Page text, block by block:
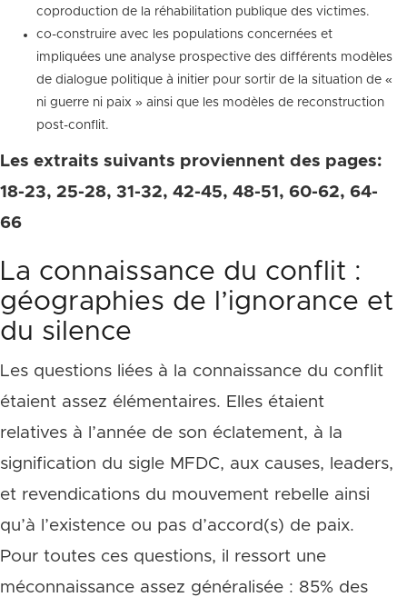
coproduction de la réhabilitation publique des victimes.
co-construire avec les populations concernées et
impliquées une analyse prospective des différents modèles
de dialogue politique à initier pour sortir de la situation de «
ni guerre ni paix » ainsi que les modèles de reconstruction
post-conflit.
Les extraits suivants proviennent des pages:
18-23, 25-28, 31-32, 42-45, 48-51, 60-62, 64-
66
La connaissance du conflit :
géographies de l’ignorance et
du silence
Les questions liées à la connaissance du conflit
étaient assez élémentaires. Elles étaient
relatives à l’année de son éclatement, à la
signification du sigle MFDC, aux causes, leaders,
et revendications du mouvement rebelle ainsi
qu’à l’existence ou pas d’accord(s) de paix.
Pour toutes ces questions, il ressort une
méconnaissance assez généralisée : 85% des